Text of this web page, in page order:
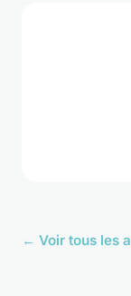
← Voir tous les